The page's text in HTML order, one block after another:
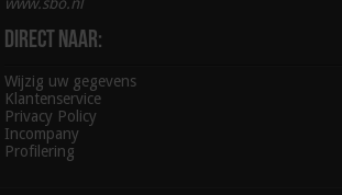
www.sbo.nl
Direct naar:
Wijzig uw gegevens
Klantenservice
Privacy Policy
Incompany
Profilering